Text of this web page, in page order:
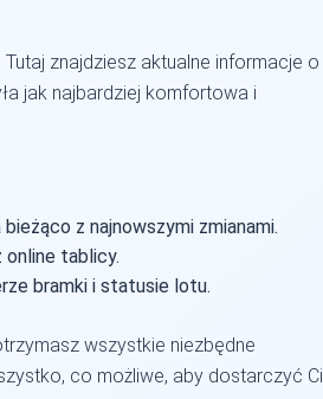
znajdziesz aktualne informacje o
jak najbardziej komfortowa i
z najnowszymi zmianami.
tablicy.
bramki i statusie lotu.
wszystkie niezbędne
co możliwe, aby dostarczyć Ci